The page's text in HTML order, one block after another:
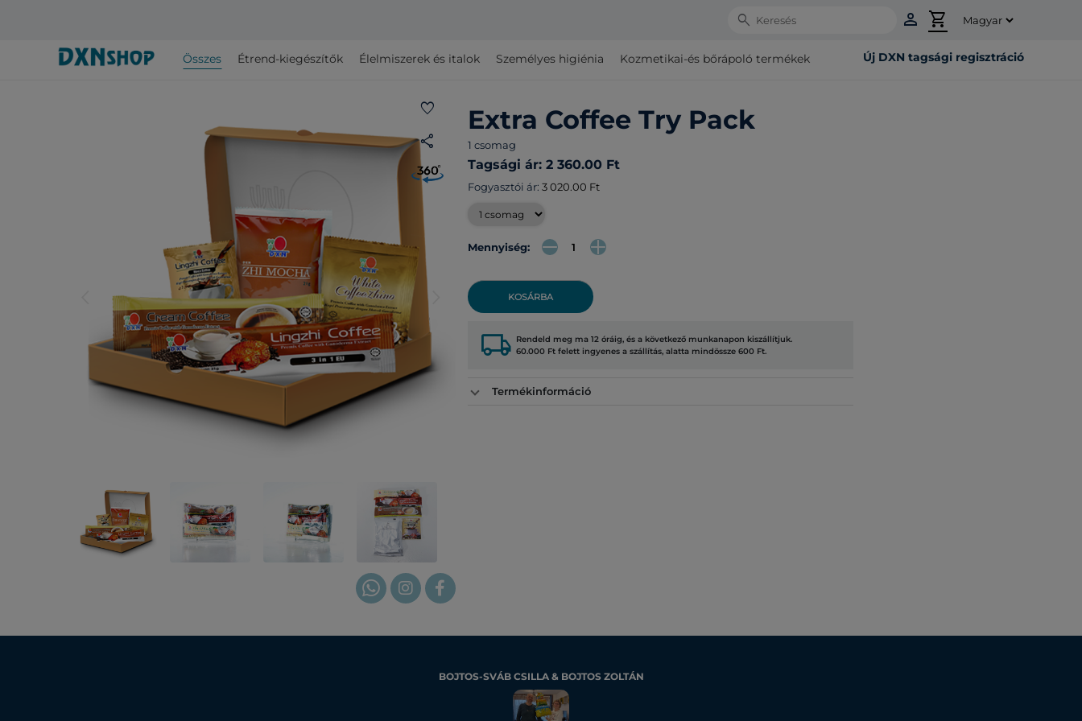
Search person shopping_cart
Összes Étrend-kiegészítők Élelmiszerek és italok Személyes higiénia Kozmetikai-és bőrápoló termékek Új DXN tagsági regisztráció
favorite
share
arrow_forward_ios
Extra Coffee Try Pack
1 csomag
Tagsági ár: 2 360.00 Ft
Fogyasztói ár: 3 020.00 Ft
Mennyiség:
KOSÁRBA
local_shipping Rendeld meg ma 12 óráig, és a következő munkanapon kiszállítjuk.
60.000 Ft felett ingyenes a szállítás, alatta mindössze 600 Ft.
Termékinformáció
BOJTOS-SVÁB CSILLA & BOJTOS ZOLTÁN